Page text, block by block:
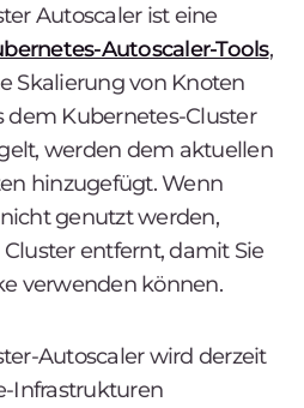
Autoscaler ist eine
Autoscaler-Tools,
Skalierung von Knoten
dem Kubernetes-Cluster
werden dem aktuellen
hinzugefügt. Wenn
genutzt werden,
entfernt, damit Sie
verwenden können.
Autoscaler wird derzeit
Infrastrukturen